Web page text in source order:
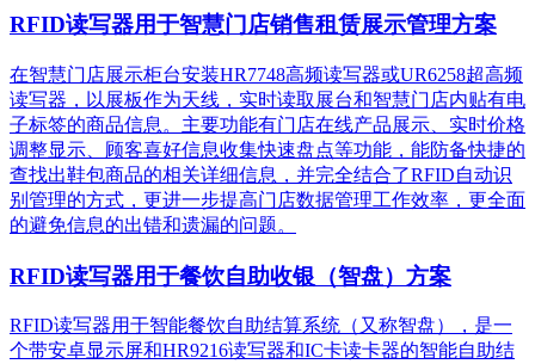
RFID读写器用于智慧门店销售租赁展示管理方案
在智慧门店展示柜台安装HR7748高频读写器或UR6258超高频
读写器，以展板作为天线，实时读取展台和智慧门店内贴有电
子标签的商品信息。主要功能有门店在线产品展示、实时价格
调整显示、顾客喜好信息收集快速盘点等功能，能防备快捷的
查找出鞋包商品的相关详细信息，并完全结合了RFID自动识
别管理的方式，更进一步提高门店数据管理工作效率，更全面
的避免信息的出错和遗漏的问题。
RFID读写器用于餐饮自助收银（智盘）方案
RFID读写器用于智能餐饮自助结算系统（又称智盘），是一
个带安卓显示屏和HR9216读写器和IC卡读卡器的智能自助结